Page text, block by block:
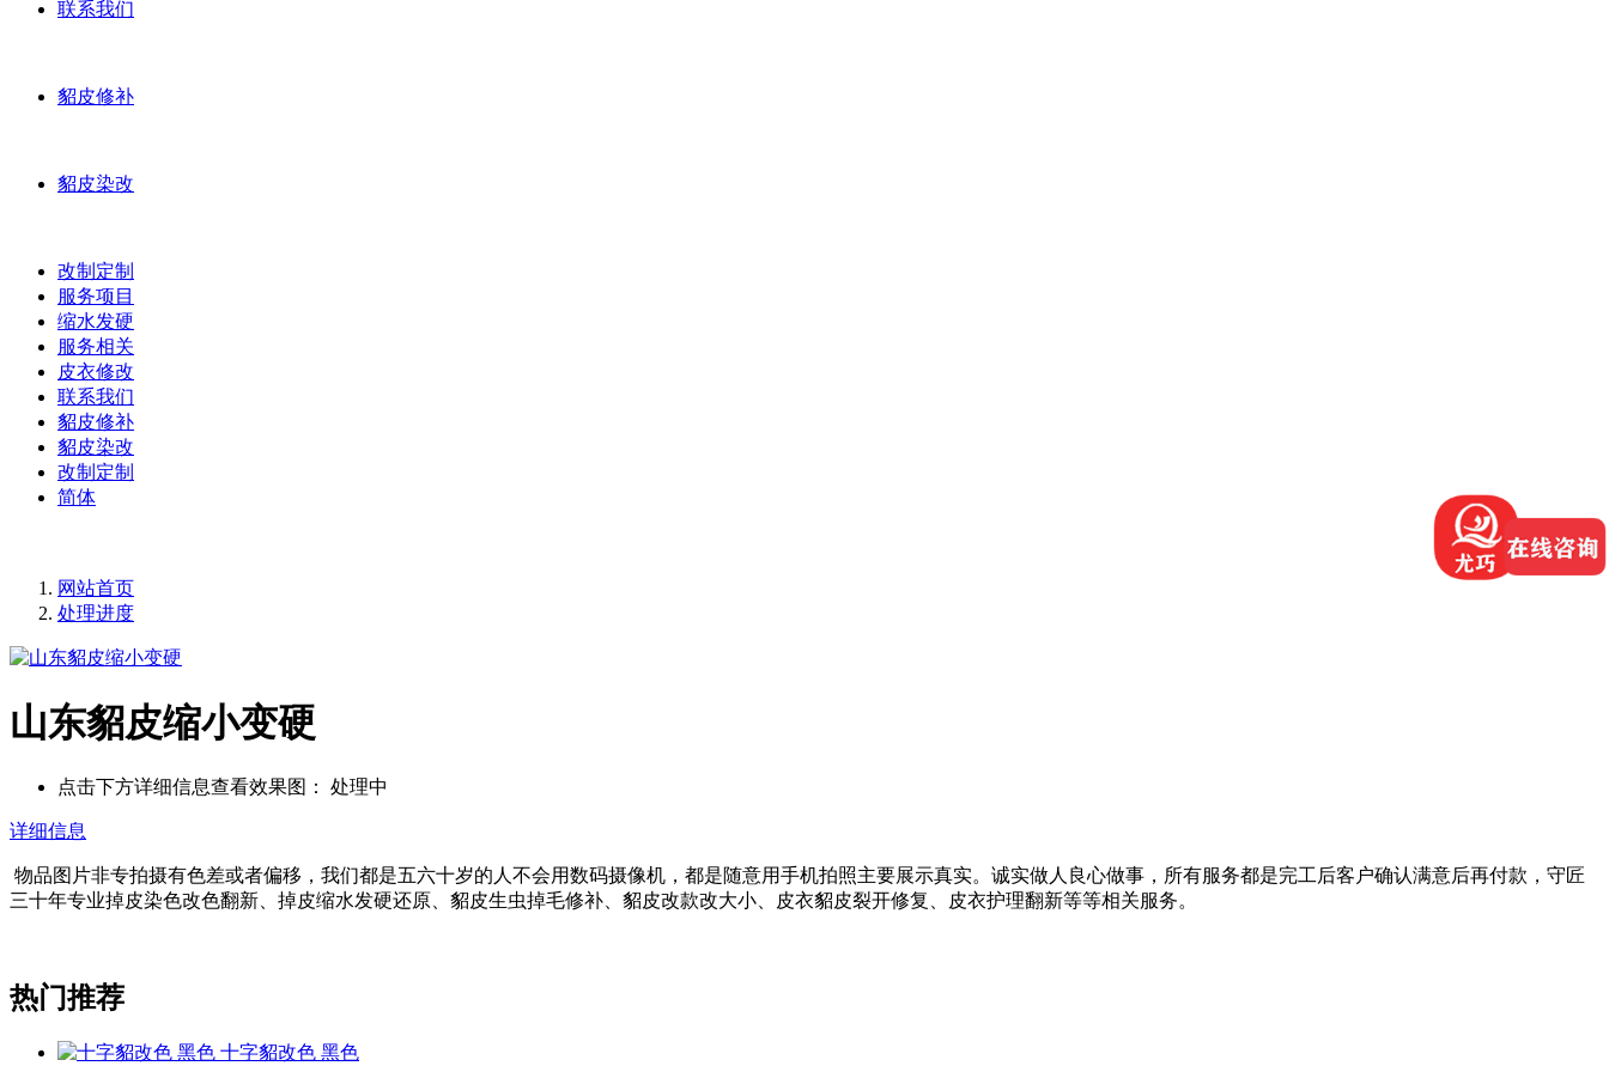
联系我们
貂皮修补
貂皮染改
改制定制
服务项目
缩水发硬
服务相关
皮衣修改
联系我们
貂皮修补
貂皮染改
改制定制
简体
网站首页
处理进度
山东貂皮缩小变硬
点击下方详细信息查看效果图： 处理中
详细信息
物品图片非专拍摄有色差或者偏移，我们都是五六十岁的人不会用数码摄像机，都是随意用手机拍照主要展示真实。诚实做人良心做事，所有服务都是完工后客户确认满意后再付款，守匠
三十年专业掉皮染色改色翻新、掉皮缩水发硬还原、貂皮生虫掉毛修补、貂皮改款改大小、皮衣貂皮裂开修复、皮衣护理翻新等等相关服务。
热门推荐
十字貂改色 黑色